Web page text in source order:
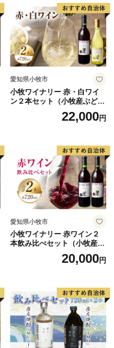
愛知県小牧市
小牧ワイナリー 赤・白ワイ
ン２本セット（小牧産ぶどう
22,000円
愛知県小牧市
小牧ワイナリー 赤ワイン２
本飲み比べセット（小牧産ぶ
どう100％使用）20,000円